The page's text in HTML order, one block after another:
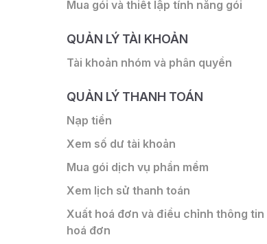
Mua gói và thiết lập tính năng gói
QUẢN LÝ TÀI KHOẢN
Tài khoản nhóm và phân quyền
QUẢN LÝ THANH TOÁN
Nạp tiền
Xem số dư tài khoản
Mua gói dịch vụ phần mềm
Xem lịch sử thanh toán
Xuất hoá đơn và điều chỉnh thông tin
hoá đơn